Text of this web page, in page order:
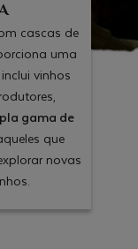
cascas de
uma
vinhos
gama de
que
novas